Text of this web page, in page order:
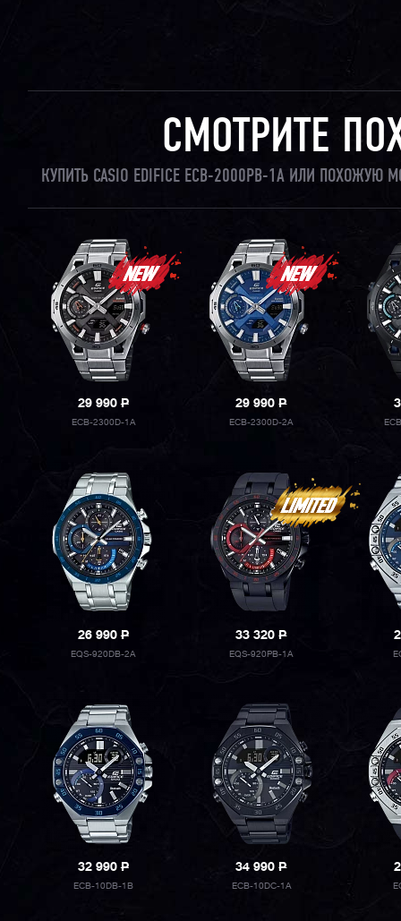
СМОТРИТЕ
КУПИТЬ CASIO EDIFICE ECB-2000PB-1A ИЛИ
29 990P
ECB-2300D-1A
29 990P
ECB-2300D-2A
26 990P
EQS-920DB-2A
33 320P
EQS-920PB-1A
32 990P
ECB-10DB-1B
34 990P
ECB-10DC-1A